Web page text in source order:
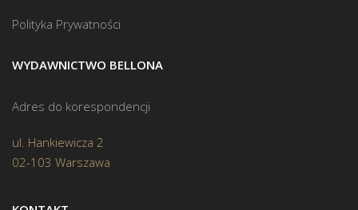
Polityka Prywatności
WYDAWNICTWO BELLONA
Adres do korespondencji
ul. Hankiewicza 2
02-103 Warszawa